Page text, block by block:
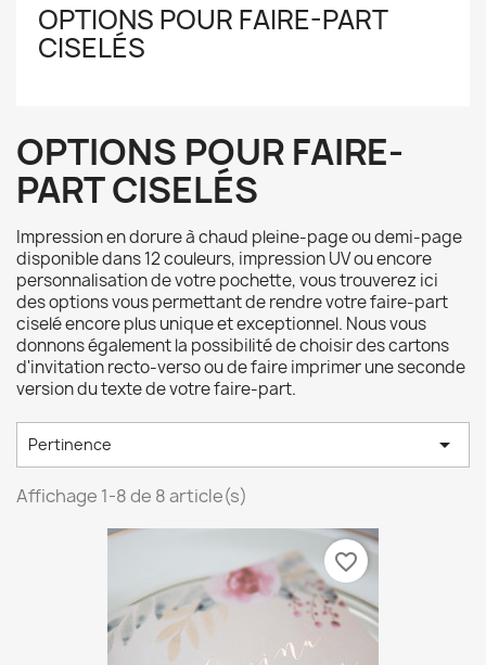
OPTIONS POUR FAIRE-PART
CISELÉS
OPTIONS POUR FAIRE-
PART CISELÉS
Impression en dorure à chaud pleine-page ou demi-page
disponible dans 12 couleurs, impression UV ou encore
personnalisation de votre pochette, vous trouverez ici
des options vous permettant de rendre votre faire-part
ciselé encore plus unique et exceptionnel. Nous vous
donnons également la possibilité de choisir des cartons
d'invitation recto-verso ou de faire imprimer une seconde
version du texte de votre faire-part.
Pertinence 
Affichage 1-8 de 8 article(s)
favorite_border